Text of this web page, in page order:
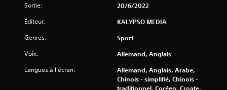
Sortie: 20/6/2022
Éditeur: KALYPSO MEDIA
Genres: Sport
Voix: Allemand, Anglais
Langues à l'écran:
Allemand, Anglais, Arabe,
Chinois - simplifié, Chinois -
traditionnel, Coréen, Croate,